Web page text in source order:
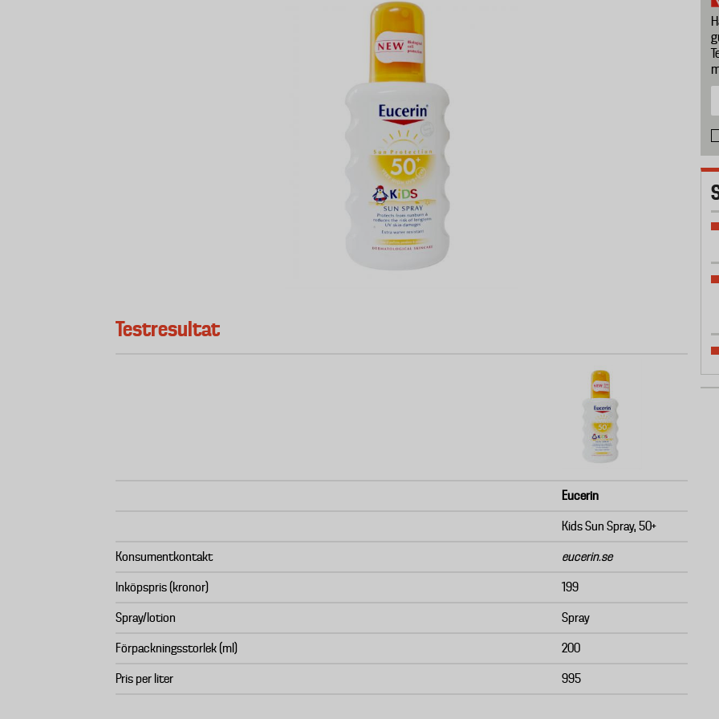
Testresultat
Eucerin
Kids Sun Spray, 50+
Konsumentkontakt eucerin.se
Inköpspris (kronor) 199
Spray/lotion Spray
Förpackningsstorlek (ml) 200
Pris per liter 995